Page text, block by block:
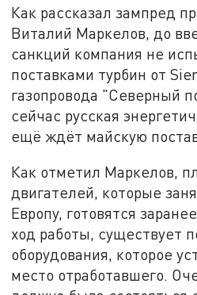
Как рассказал зампред
Виталий Маркелов, до
санкций компания не
поставками турбин от
газопровода "Северный
сейчас русская
ещё ждёт майскую
Как отметил Маркелов,
двигателей, которые
Европу, готовятся
ход работы, существует
оборудования, которое
место отработавшего.